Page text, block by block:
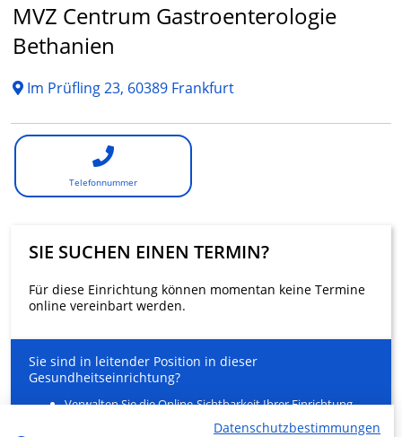
MVZ Centrum Gastroenterologie
Bethanien
Im Prüfling 23, 60389 Frankfurt
Telefonnummer
SIE SUCHEN EINEN TERMIN?
Für diese Einrichtung können momentan keine Termine
online vereinbart werden.
Sie sind in leitender Position in dieser
Gesundheitseinrichtung?
Verwalten Sie die Online-Sichtbarkeit Ihrer Einrichtung
Datenschutzbestimmungen